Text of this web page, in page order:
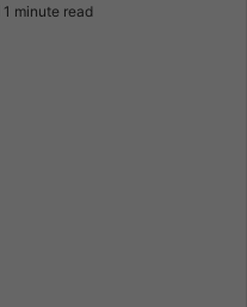
1 minute read